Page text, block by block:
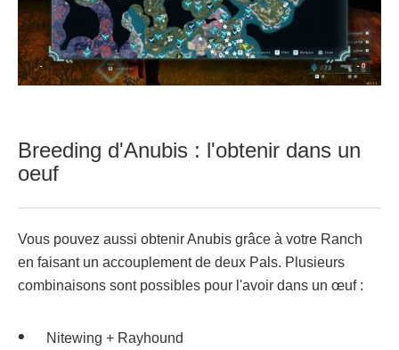
Breeding d'Anubis : l'obtenir dans un
oeuf
Vous pouvez aussi obtenir Anubis grâce à votre Ranch
en faisant un accouplement de deux Pals. Plusieurs
combinaisons sont possibles pour l'avoir dans un œuf :
Nitewing + Rayhound